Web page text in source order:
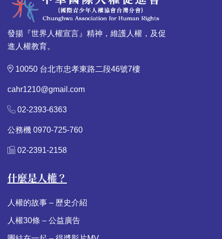
發揚『世界人權宣言』精神，維護人權，及促
進人權教育。
10050 台北市忠孝東路二段46號7樓
cahr1210@gmail.com
02-2393-6363
公務機 0970-725-760
02-2391-2158
什麼是人權？
人權的故事 – 歷史介紹
人權30條 – 公益廣告